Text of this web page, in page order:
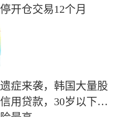
开仓交易12个月
症来袭，韩国大量股
用贷款，30岁以下及